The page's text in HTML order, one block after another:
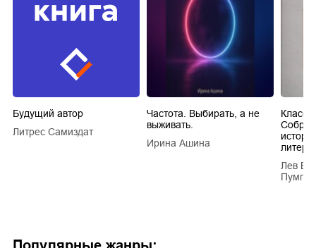
Популярные жанры:
Будущий автор
Литрес Самиздат
Частота. Выбирать, а не
выживать.
Ирина Ашина
Лев